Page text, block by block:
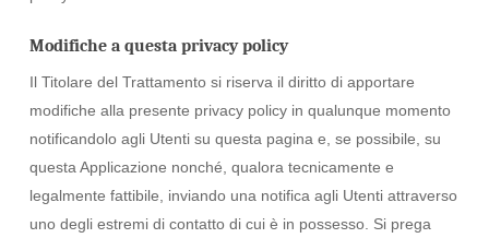
Modifiche a questa privacy policy
Il Titolare del Trattamento si riserva il diritto di apportare
modifiche alla presente privacy policy in qualunque momento
notificandolo agli Utenti su questa pagina e, se possibile, su
questa Applicazione nonché, qualora tecnicamente e
legalmente fattibile, inviando una notifica agli Utenti attraverso
uno degli estremi di contatto di cui è in possesso. Si prega